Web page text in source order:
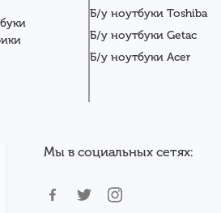
Б/у ноутбуки Toshiba
Б/у ноутбуки Getac
Б/у ноутбуки Acer
Мы в социальных сетях: